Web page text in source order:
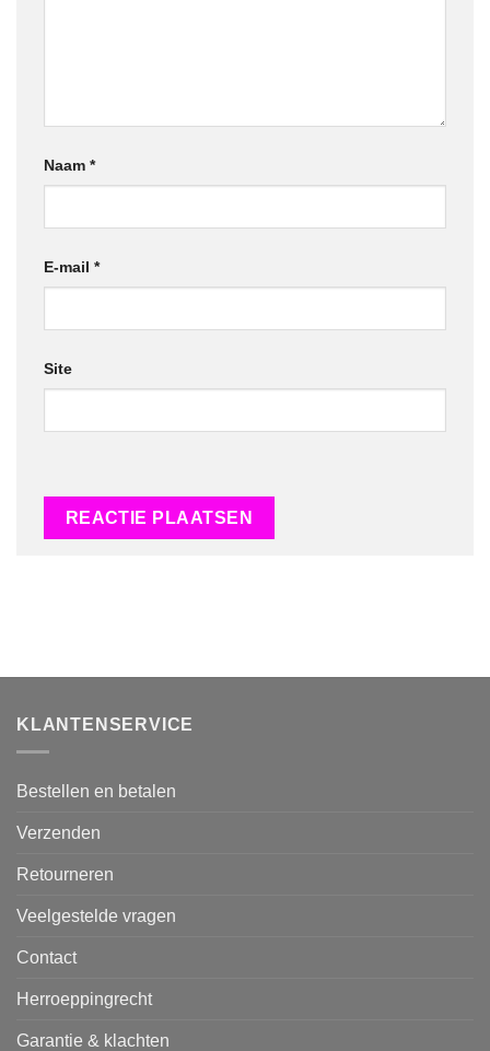
Naam *
E-mail *
Site
KLANTENSERVICE
Bestellen en betalen
Verzenden
Retourneren
Veelgestelde vragen
Contact
Herroeppingrecht
Garantie & klachten